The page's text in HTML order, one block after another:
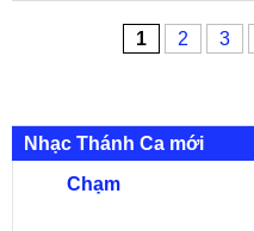
Khanh
1
2 3
Nhạc Thánh Ca mới
Chạm